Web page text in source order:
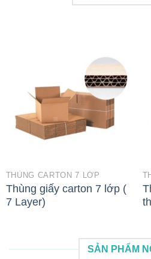
THÙNG CARTON 7 LỚP
Thùng giấy carton 7 lớp (
7 Layer)
SẢN PHẨM